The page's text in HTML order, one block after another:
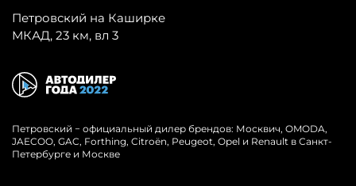
Петровский на Каширке
МКАД, 23 км, вл 3
Петровский − официальный дилер брендов: Москвич, OMODA,
JAECOO, GAC, Forthing, Citroёn, Peugeot, Opel и Renault в Санкт-
Петербурге и Москве